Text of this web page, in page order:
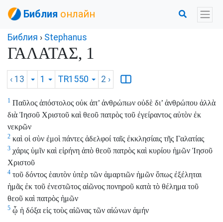
Библия онлайн
Библия › Stephanus
ΓΑΛΑΤΑΣ, 1
‹ 13 1 TR1550 2 ›
1 Παῦλος ἀπόστολος οὐκ ἀπ’ ἀνθρώπων οὐδὲ δι’ ἀνθρώπου ἀλλὰ
διὰ Ἰησοῦ Χριστοῦ καὶ θεοῦ πατρὸς τοῦ ἐγείραντος αὐτὸν ἐκ
νεκρῶν
2 καὶ οἱ σὺν ἐμοὶ πάντες ἀδελφοί ταῖς ἐκκλησίαις τῆς Γαλατίας
3 χάρις ὑμῖν καὶ εἰρήνη ἀπὸ θεοῦ πατρὸς καὶ κυρίου ἡμῶν Ἰησοῦ
Χριστοῦ
4 τοῦ δόντος ἑαυτὸν ὑπὲρ τῶν ἁμαρτιῶν ἡμῶν ὅπως ἐξέληται
ἡμᾶς ἐκ τοῦ ἐνεστῶτος αἰῶνος πονηροῦ κατὰ τὸ θέλημα τοῦ
θεοῦ καὶ πατρὸς ἡμῶν
5 ᾧ ἡ δόξα εἰς τοὺς αἰῶνας τῶν αἰώνων ἀμήν